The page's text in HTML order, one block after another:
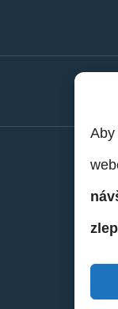
terminálom.
terminálom.